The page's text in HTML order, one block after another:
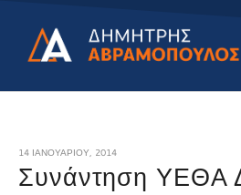
14 ΙΑΝΟΥΑΡΊΟΥ, 2014
Συνάντηση ΥΕΘΑ